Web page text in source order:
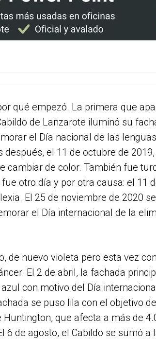
qué empezó. La primera que
de Lanzarote iluminó su
el Día nacional de las
después, el 11 de octubre de
cambiar de color. También fue
otro día y por otra causa: el 11
El 25 de noviembre de 2020
el Día internacional de la
de nuevo violeta pero esta vez
El 2 de abril, la fachada
con motivo del Día
se puso lila con el objetivo de
que afecta a más de
6 de agosto, el Cabildo se sumó a